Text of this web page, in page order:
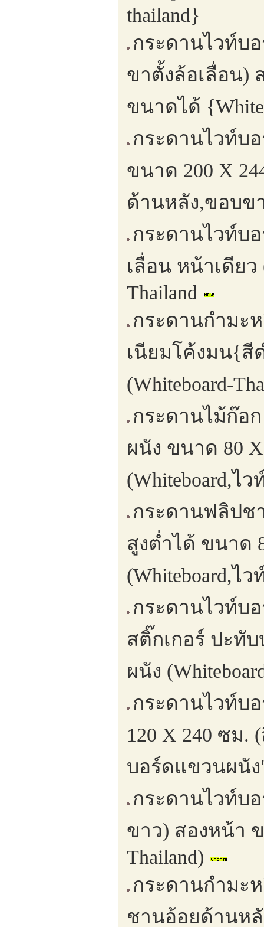
thailand}
กระดานไวท์บ
ขาตั้งล้อเลื่อน)
ขนาดได้
กระดานไวท์บ
ขนาด 200 X
ด้านหลัง,ขอบขา
กระดานไวท์บ
เลื่อน หน้าเดีย
Thailand
กระดานกำมะ
เนียมโค้งมน{สี
(Whiteboard-
กระดานไม้ก๊อ
ผนัง ขนาด 80
(Whiteboard,ไ
กระดานฟลิปช
สูงต่ำได้ ขนาด
(Whiteboard,ไ
กระดานไวท์บ
สติ๊กเกอร์ ปะทั
ผนัง
กระดานไวท์บ
120 X 240 ซม.
บอร์ดแขวนผนั
กระดานไวท์บ
ขาว) สองหน้า ข
Thailand)
กระดานกำมะ
ชานอ้อยด้านหลั